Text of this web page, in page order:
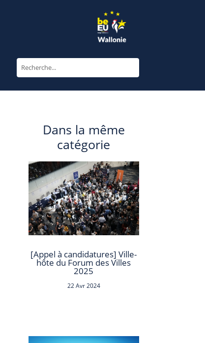
Dans la même
catégorie
[Appel à candidatures] Ville-
hôte du Forum des Villes
2025
22 Avr 2024